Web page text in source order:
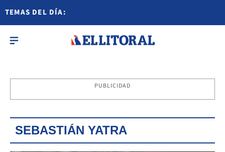
TEMAS DEL DÍA:
PUBLICIDAD
SEBASTIÁN YATRA